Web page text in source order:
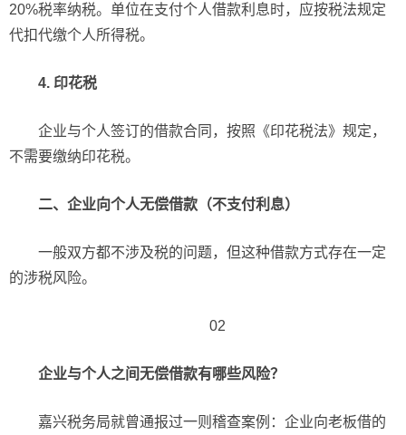
20%税率纳税。单位在支付个人借款利息时，应按税法规定
代扣代缴个人所得税。
4. 印花税
企业与个人签订的借款合同，按照《印花税法》规定，
不需要缴纳印花税。
二、企业向个人无偿借款（不支付利息）
一般双方都不涉及税的问题，但这种借款方式存在一定
的涉税风险。
02
企业与个人之间无偿借款有哪些风险？
嘉兴税务局就曾通报过一则稽查案例：企业向老板借的